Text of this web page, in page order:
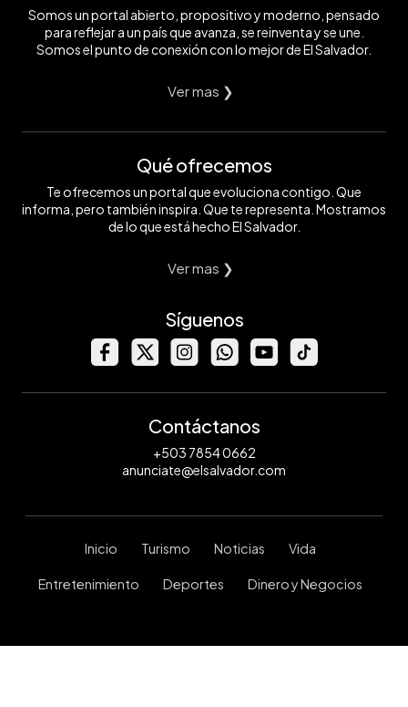
Somos un portal abierto, propositivo y moderno, pensado
para reflejar a un país que avanza, se reinventa y se une.
Somos el punto de conexión con lo mejor de El Salvador.
Ver mas ❯
Qué ofrecemos
Te ofrecemos un portal que evoluciona contigo. Que
informa, pero también inspira. Que te representa. Mostramos
de lo que está hecho El Salvador.
Ver mas ❯
Síguenos
Contáctanos
+503 7854 0662
anunciate@elsalvador.com
Inicio Turismo Noticias Vida
Entretenimiento Deportes Dinero y Negocios